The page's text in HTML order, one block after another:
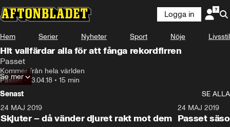
Logga in
Hem Serier Nyheter Sport Nöje Livsstil
Hit vallfärdar alla för att fånga rekordfirren
Passet
Kommer från hela världen
Passet•13.04.18 • 15 min
Se mer
Senast
SE ALLA
24 MAJ 2019
Skjuter – då vänder djuret rakt mot dem
24 MAJ 2019
Passet